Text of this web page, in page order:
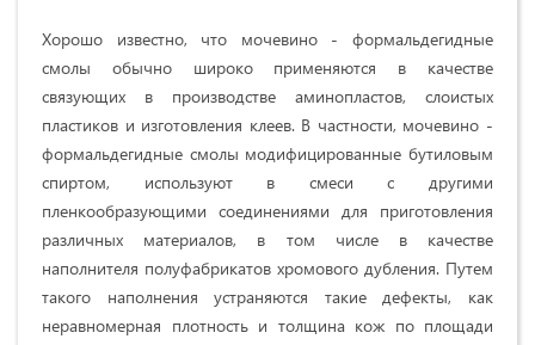
Хорошо известно, что мочевино - формальдегидные
смолы обычно широко применяются в качестве
связующих в производстве аминопластов, слоистых
пластиков и изготовления клеев. В частности, мочевино -
формальдегидные смолы модифицированные бутиловым
спиртом, используют в смеси с другими
пленкообразующими соединениями для приготовления
различных материалов, в том числе в качестве
наполнителя полуфабрикатов хромового дубления. Путем
такого наполнения устраняются такие дефекты, как
неравномерная плотность и толщина кож по площади